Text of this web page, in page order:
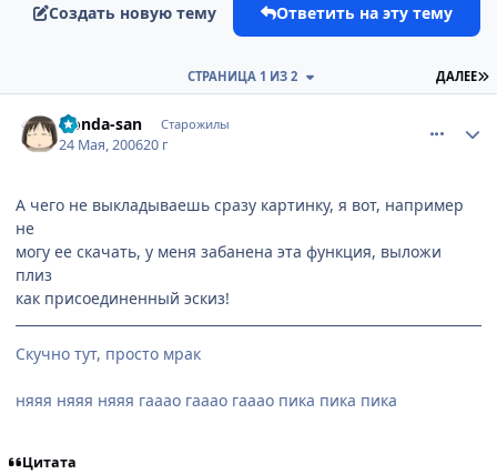
Создать новую тему Ответить на эту тему
ДАЛЕЕ
СТРАНИЦА 1 ИЗ 2
Honda-san Старожилы
24 Мая, 200620 г
А чего не выкладываешь сразу картинку, я вот, например
не
могу ее скачать, у меня забанена эта функция, выложи
плиз
как присоединенный эскиз!
Скучно тут, просто мрак
няяя няяя няяя гааао гааао гааао пика пика пика
Цитата